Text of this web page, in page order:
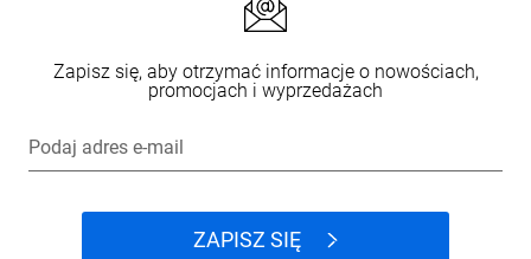
Zapisz się, aby otrzymać informacje o nowościach,
promocjach i wyprzedażach
Podaj adres e-mail
ZAPISZ SIĘ